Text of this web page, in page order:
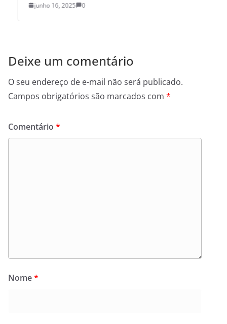
junho 16, 2025 0
Deixe um comentário
O seu endereço de e-mail não será publicado.
Campos obrigatórios são marcados com *
Comentário *
Nome*